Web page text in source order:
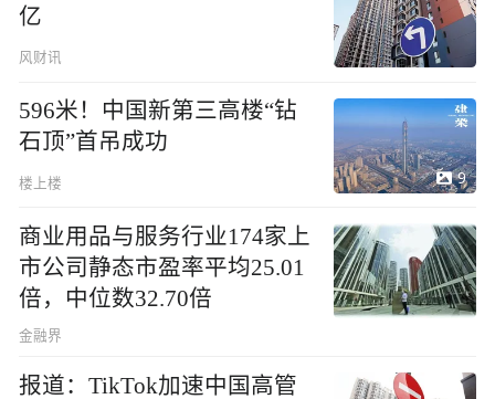
亿
风财讯
596米！中国新第三高楼“钻
石顶”首吊成功
楼上楼 9
商业用品与服务行业174家上
市公司静态市盈率平均25.01
倍，中位数32.70倍
金融界
报道：TikTok加速中国高管